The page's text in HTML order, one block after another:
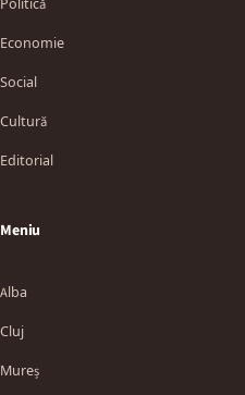
Economie
Social
Cultură
Editorial
Meniu
Alba
Cluj
Mureș